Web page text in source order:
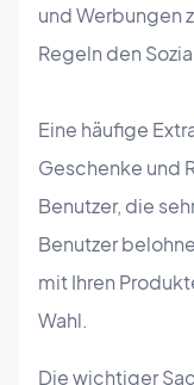
und Werbungen
Regeln den
Eine häufige
Geschenke und
Benutzer, die
Benutzer
mit Ihren
Wahl.
Die wichtiger